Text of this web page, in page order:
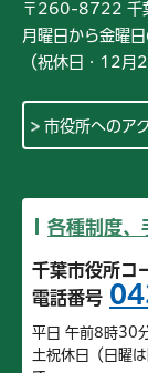
〒260-8722 千
月曜日から金曜
（祝休日・12月
市役所へのア
各種制度、
千葉市役所コ
電話番号
平日 午前8時30
土祝休日（日曜